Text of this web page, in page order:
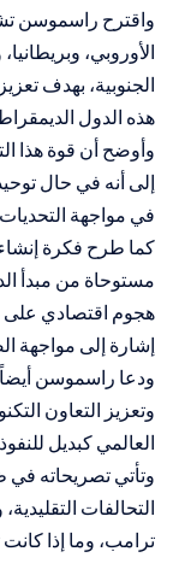
الأوروبي، وبريطانيا،
الجنوبية، بهدف
هذه الدول
وأوضح أن قوة هذا
إلى أنه في حال
في مواجهة التحديات
كما طرح فكرة
مستوحاة من مبدأ
هجوم اقتصادي على
إشارة إلى مواجهة
ودعا راسموسن أيضاً
وتعزيز التعاون
العالمي كبديل
وتأتي تصريحاته
التحالفات
ترامب، وما إذا